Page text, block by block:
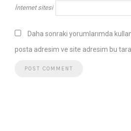
İnternet sitesi
Daha sonraki yorumlarımda
posta adresim ve site adresim bu